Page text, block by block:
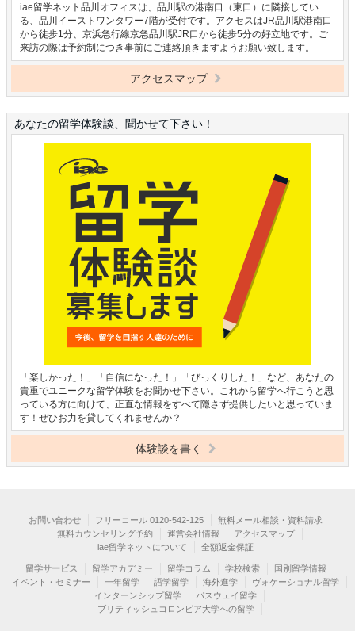
iae留学ネット品川オフィスは、品川駅の港南口（東口）に隣接してい
る、品川イーストワンタワー7階が受付です。アクセスはJR品川駅港南口
から徒歩1分、京浜急行線京急品川駅JR口から徒歩5分の好立地です。ご
来訪の際は予約制につき事前にご連絡頂きますようお願い致します。
アクセスマップ
あなたの留学体験談、聞かせて下さい！
「楽しかった！」「自信になった！」「びっくりした！」など、あなたの
貴重でユニークな留学体験をお聞かせ下さい。これから留学へ行こうと思
っている方に向けて、正直な情報をすべて隠さず提供したいと思っていま
す！ぜひお力を貸してくれませんか？
体験談を書く
お問い合わせ フリーコール 0120-542-125
無料メール相談・資料請求
無料カウンセリング予約
運営会社情報
アクセスマップ
iae留学ネットについて
全額返金保証
留学サービス 留学アカデミー 留学コラム 学校検索
国別留学情報
イベント・セミナー
一年留学 語学留学 海外進学
ヴォケーショナル留学
インターンシップ留学
パスウェイ留学
ブリティッシュコロンビア大学への留学